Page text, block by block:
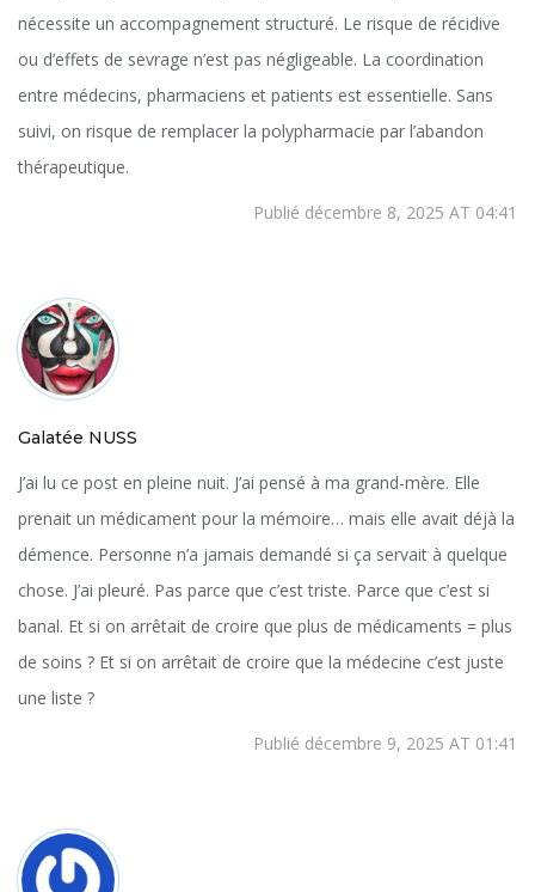
nécessite un accompagnement structuré. Le risque de récidive
ou d’effets de sevrage n’est pas négligeable. La coordination
entre médecins, pharmaciens et patients est essentielle. Sans
suivi, on risque de remplacer la polypharmacie par l’abandon
thérapeutique.
Publié décembre 8, 2025 AT 04:41
Galatée NUSS
J’ai lu ce post en pleine nuit. J’ai pensé à ma grand-mère. Elle
prenait un médicament pour la mémoire… mais elle avait déjà la
démence. Personne n’a jamais demandé si ça servait à quelque
chose. J’ai pleuré. Pas parce que c’est triste. Parce que c’est si
banal. Et si on arrêtait de croire que plus de médicaments = plus
de soins ? Et si on arrêtait de croire que la médecine c’est juste
une liste ?
Publié décembre 9, 2025 AT 01:41